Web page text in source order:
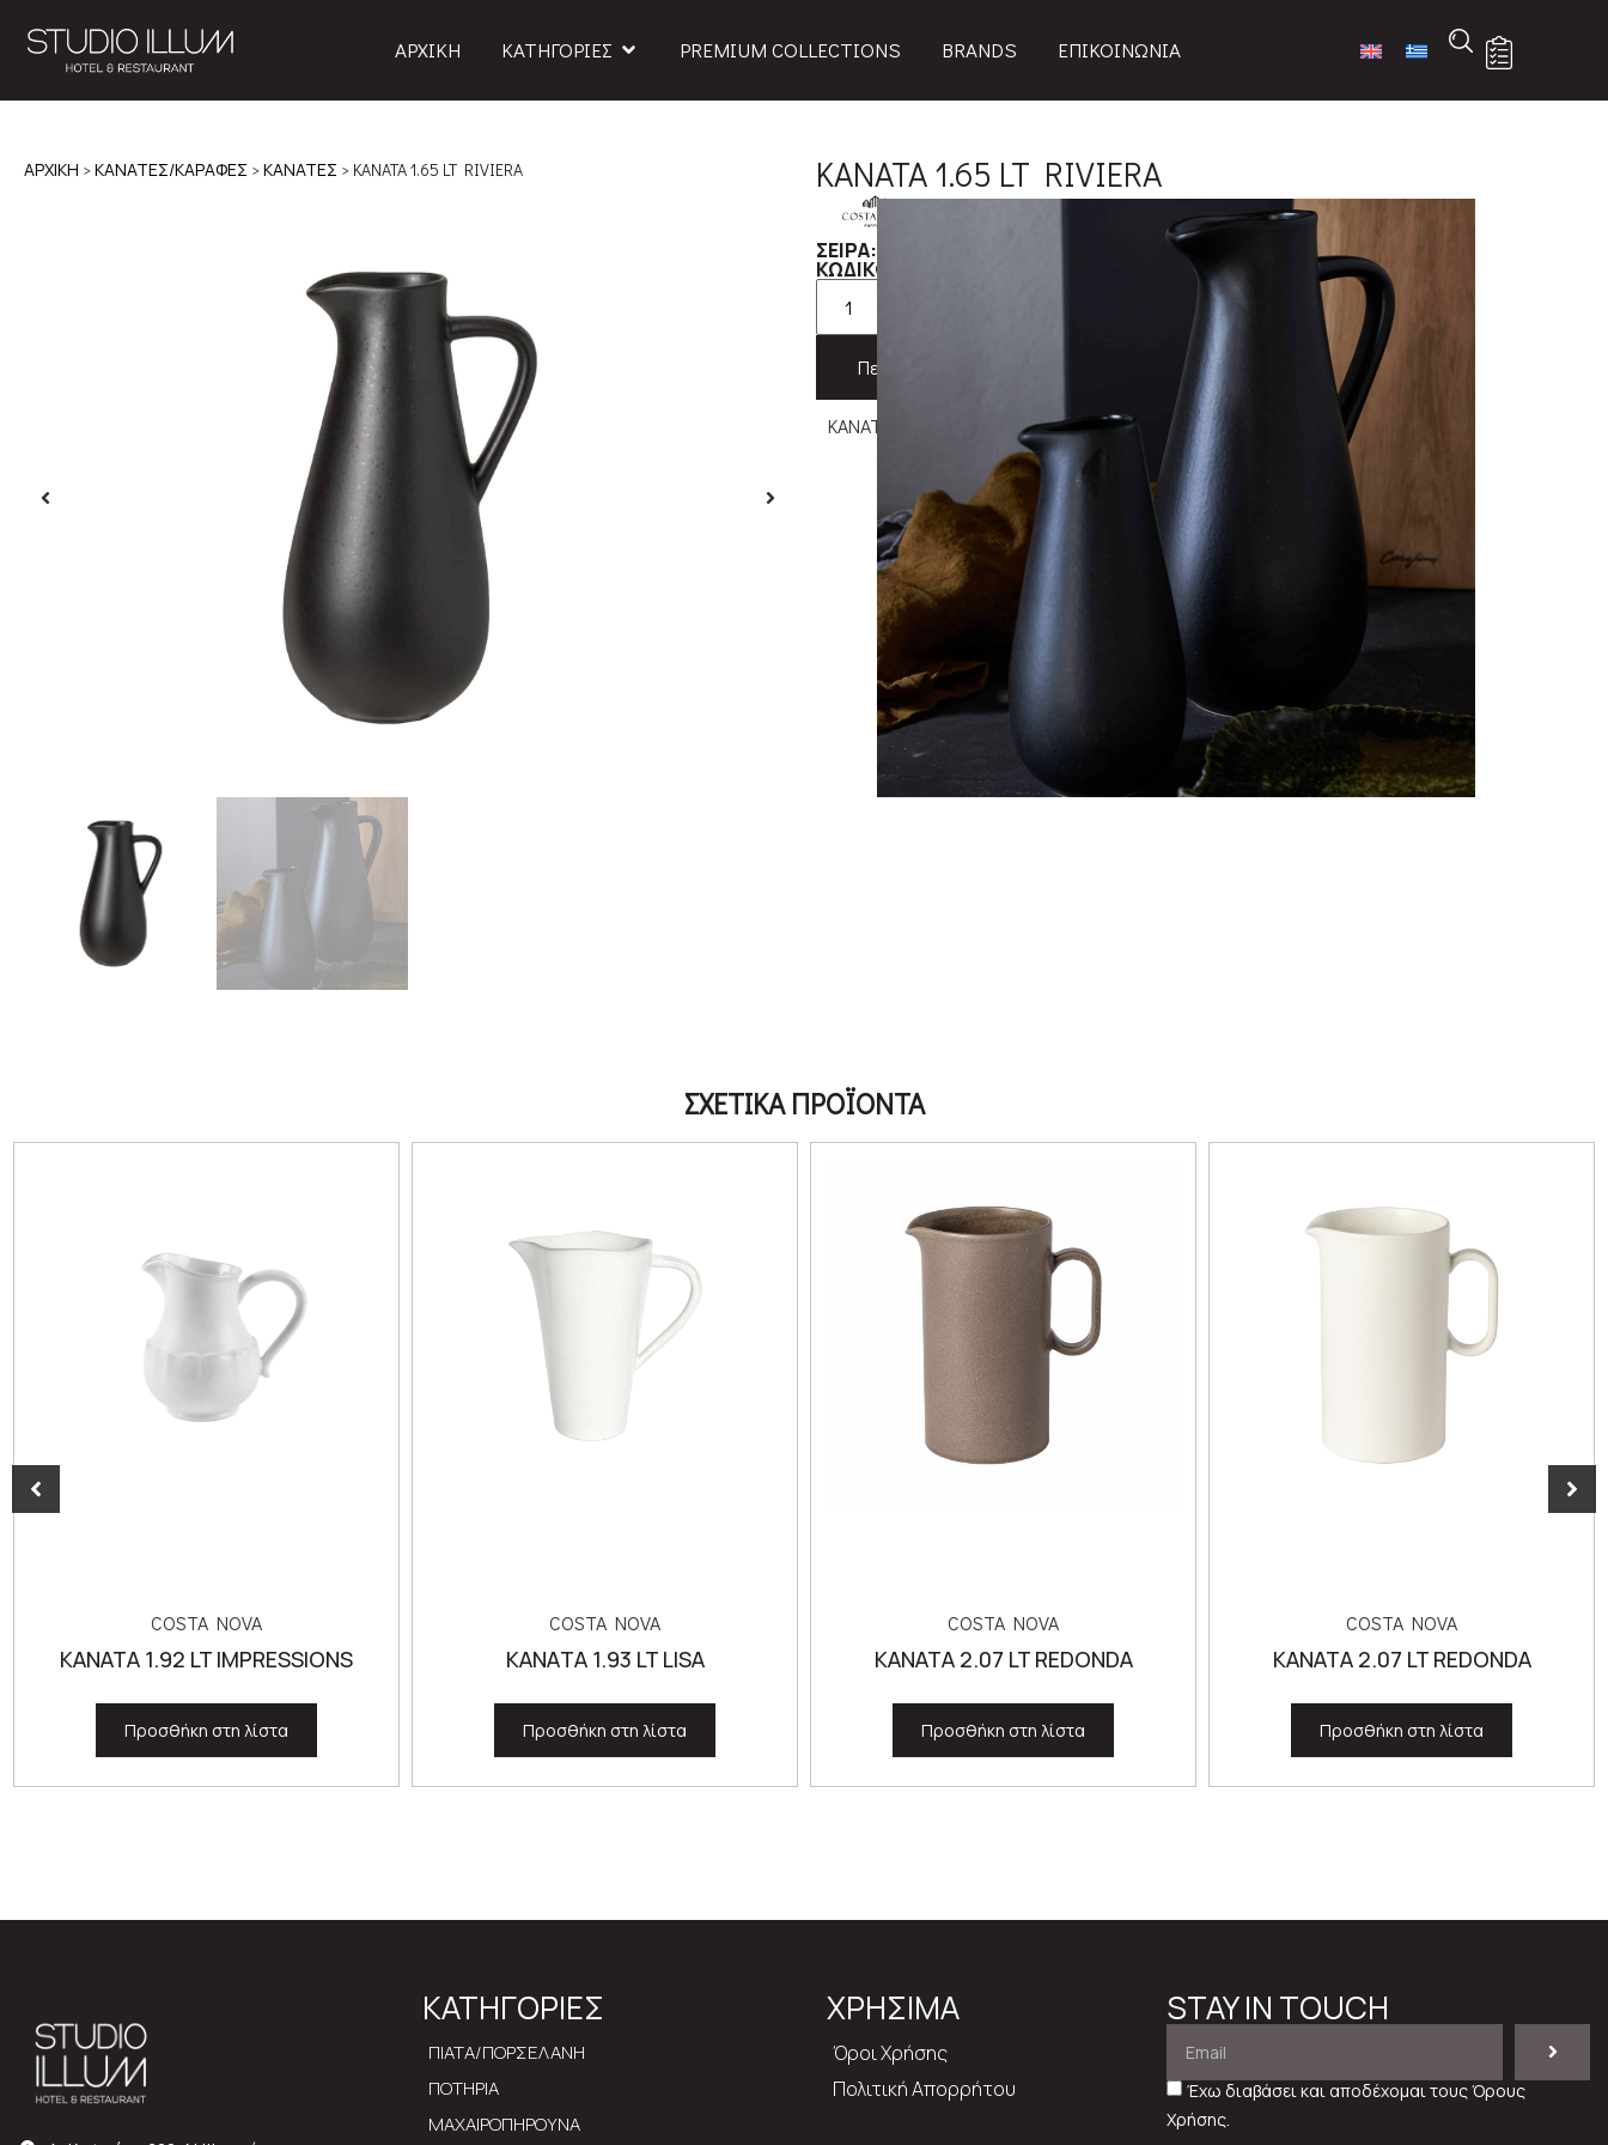
ΑΡΧΙΚΗ ΚΑΤΗΓΟΡΙΕΣ PREMIUM COLLECTIONS BRANDS ΕΠΙΚΟΙΝΩΝΙΑ
ΑΡΧΙΚΉ >ΚΑΝΑΤΕΣ/ΚΑΡΑΦΕΣ >ΚΑΝΑΤΕΣ > ΚΑΝΑΤΑ 1.65 LT RIVIERA ΚΑΝΑΤΑ 1.65 LT RIVIERA
ΣΕΙΡΑ:
ΚΩΔΙΚΟΣ ΠΡΟΪΟΝΤΟΣ:
Περιγραφή
ΚΑΝΑΤΑ 1,65 LT RIVIERA
ΣΧΕΤΙΚΑ ΠΡΟΪΟΝΤΑ
COSTA NOVA
ΚΑΝΑΤΑ 1.92 LT IMPRESSIONS
Προσθήκη στη λίστα
COSTA NOVA
ΚΑNΑTΑ 1.93 LT LISA
Προσθήκη στη λίστα
COSTA NOVA
ΚΑΝΑΤΑ 2.07 LT REDONDA
Προσθήκη στη λίστα
COSTA NOVA
ΚΑΝΑΤΑ 2.07 LT REDONDA
Προσθήκη στη λίστα
ΚΑΤΗΓΟΡΙΕΣ
ΠΙΑΤΑ/ΠΟΡΣΕΛΑΝΗ
ΠΟΤΗΡΙΑ
ΜΑΧΑΙΡΟΠΗΡΟΥΝΑ
ΧΡΗΣΙΜΑ
Όροι Χρήσης
Πολιτική Απορρήτου
STAY IN TOUCH
Έχω διαβάσει και αποδέχομαι τουςΌρους
Χρήσης.